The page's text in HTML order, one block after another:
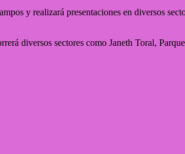
y realizará presentaciones en diversos
diversos sectores como Janeth Toral,